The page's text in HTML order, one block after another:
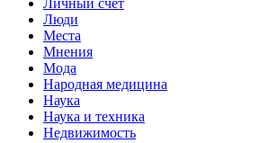
Личный счет
Люди
Места
Мнения
Мода
Народная медицина
Наука
Наука и техника
Недвижимость